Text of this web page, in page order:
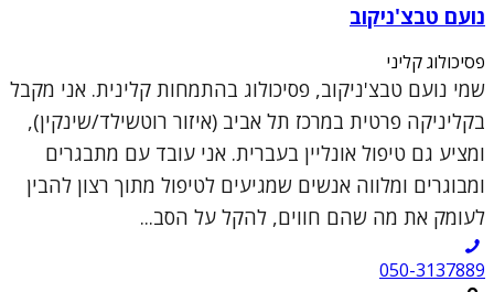
נועם טבצ'ניקוב
פסיכולוג קליני
שמי נועם טבצ'ניקוב, פסיכולוג בהתמחות קלינית. אני מקבל
בקליניקה פרטית במרכז תל אביב (איזור רוטשילד/שינקין),
ומציע גם טיפול אונליין בעברית. אני עובד עם מתבגרים
ומבוגרים ומלווה אנשים שמגיעים לטיפול מתוך רצון להבין
לעומק את מה שהם חווים, להקל על הסב...
050-3137889